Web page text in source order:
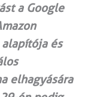
a Google
és
elhagyására